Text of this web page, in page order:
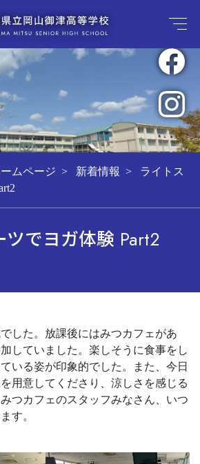
ムページ 新着情報
ライトス
でヨガ体験 Part2
した。放課後にはみつカフェがあ
していました。楽しそうに食事をし
いる姿が印象的でした。また、今日
用意してくださり、涼しさを感じる
つカフェのスタッフみなさん、いつ
す。